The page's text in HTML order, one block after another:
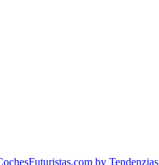
by Tendenzias